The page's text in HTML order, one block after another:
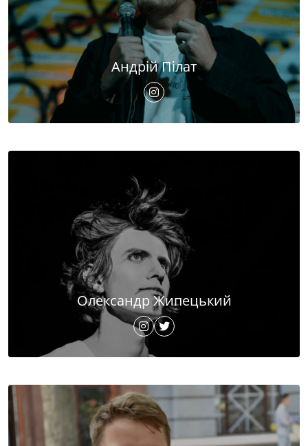
Андрій Пілат
Олександр Жипецький